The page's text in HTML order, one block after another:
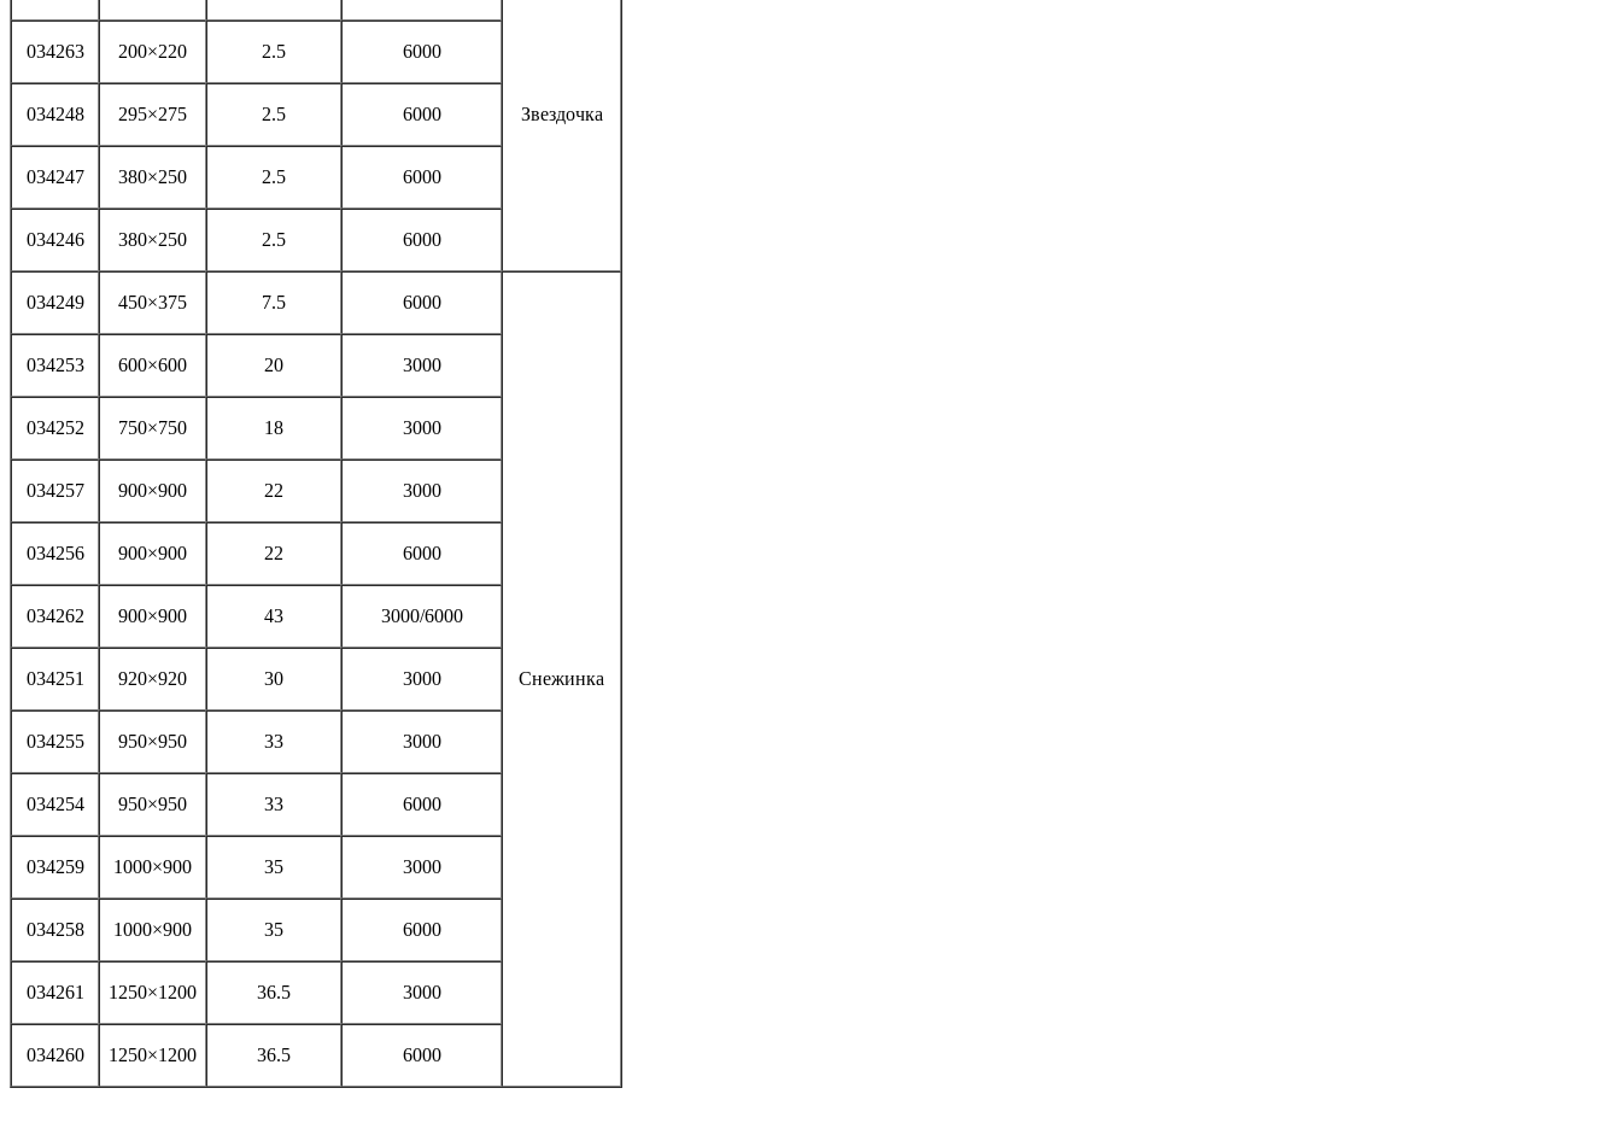
Звездочка
034263 200×220 2.5 6000
034248 295×275 2.5 6000
034247 380×250 2.5 6000
034246 380×250 2.5 6000
034249 450×375 7.5 6000
Снежинка
034253 600×600 20 3000
034252 750×750 18 3000
034257 900×900 22 3000
034256 900×900 22 6000
034262 900×900 43 3000/6000
034251 920×920 30 3000
034255 950×950 33 3000
034254 950×950 33 6000
034259 1000×900 35 3000
034258 1000×900 35 6000
034261 1250×1200 36.5 3000
034260 1250×1200 36.5 6000